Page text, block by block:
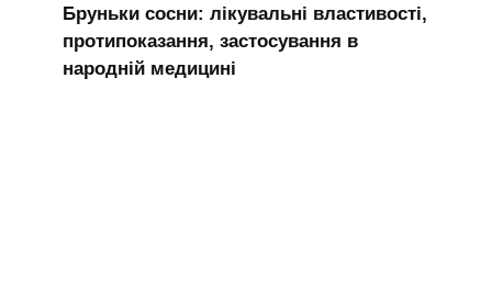
Бруньки сосни: лікувальні властивості,
протипоказання, застосування в
народній медицині